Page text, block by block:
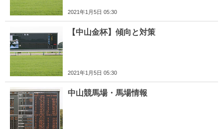
2021年1月5日 05:30
【中山金杯】傾向と対策
2021年1月5日 05:30
中山競馬場・馬場情報